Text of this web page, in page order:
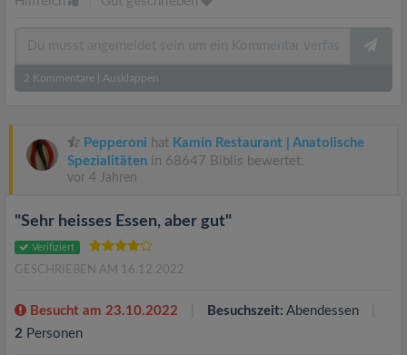
2 Kommentare Ausklappen
Pepperoni hat Kamin Restaurant | Anatolische
Spezialitäten in 68647 Biblis bewertet.
vor 4 Jahren
"Sehr heisses Essen, aber gut"
Verifiziert
GESCHRIEBEN AM 16.12.2022
Besucht am 23.10.2022 Besuchszeit: Abendessen
2 Personen